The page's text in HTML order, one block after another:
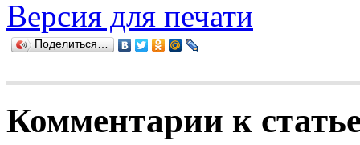
Версия для печати
Поделиться…
Комментарии к